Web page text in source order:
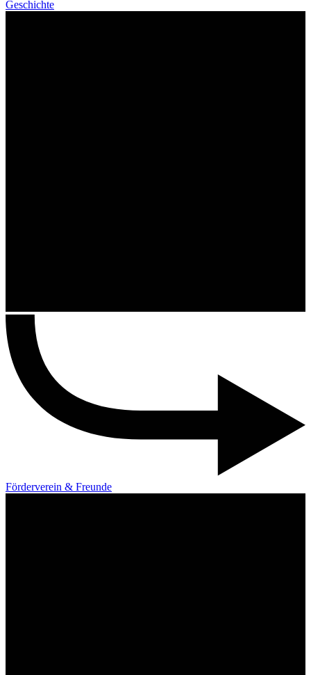
Geschichte
Förderverein & Freunde